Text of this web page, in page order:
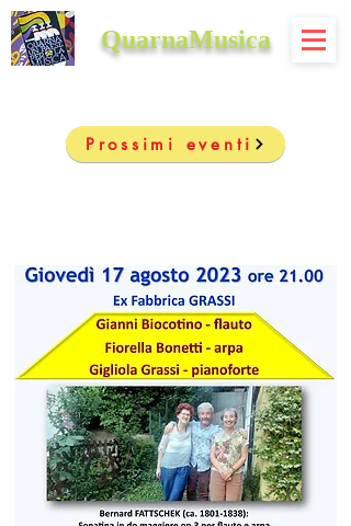
QuarnaMusica
Prossimi eventi